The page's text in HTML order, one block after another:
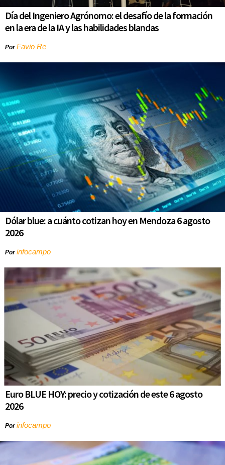
Día del Ingeniero Agrónomo: el desafío de la formación
en la era de la IA y las habilidades blandas
PorFavio Re
Dólar blue: a cuánto cotizan hoy en Mendoza 6 agosto
2026
Porinfocampo
Euro BLUE HOY: precio y cotización de este 6 agosto
2026
Porinfocampo